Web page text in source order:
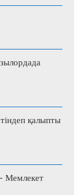
қалыпты
Мемлекет